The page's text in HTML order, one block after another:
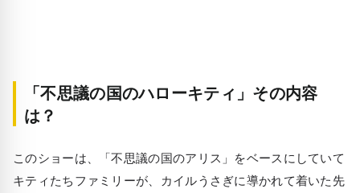
「不思議の国のハローキティ」その内容
は？
このショーは、「不思議の国のアリス」をベースにしていて
キティたちファミリーが、カイルうさぎに導かれて着いた先